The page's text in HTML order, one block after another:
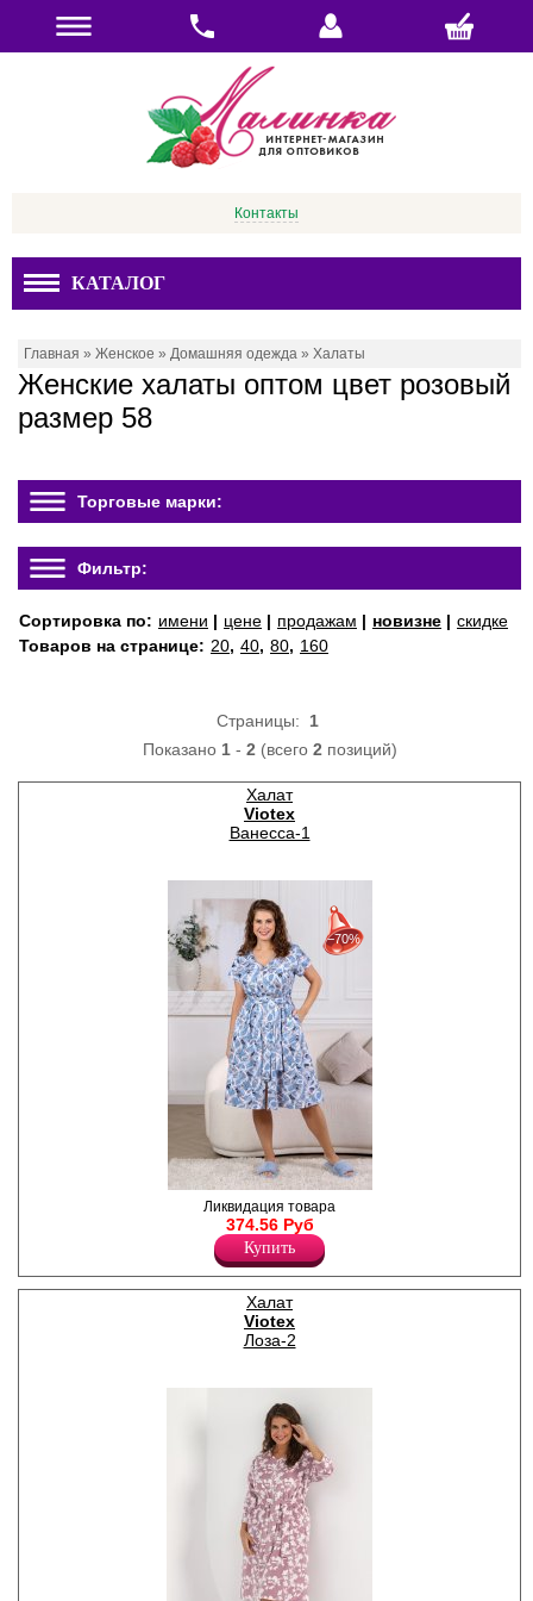
Контакты
КАТАЛОГ
Главная » Женское » Домашняя одежда » Халаты
Женские халаты оптом цвет розовый
размер 58
Торговые марки:
Фильтр:
Сортировка по: имени | цене | продажам | новизне | скидке
Товаров на странице: 20, 40, 80, 160
Страницы: 1
Показано 1- 2 (всего 2 позиций)
Халат
Viotex
Ванесса-1
Халат женский всесезонный
из трикотажного полотна
кулирная гладь, с набивным
флористическим рисунком,
прямой, свободного кроя,
расширенный книзу, с
короткими втачными
рукавами, горловиной
овальной формы,
застежкой на молнию,
карманами в боковых швах.
Модель комплектуется
поясом, завязывающимся на
талии, и продетым в две
шлевки, вставленные в
боковые швы. Удобный
свободный крой дарит
комфорт и ощущение
свободы движений. Одежда
из хлопка комфортна и
приятна для кожи, дышащая
с 22-07-2026 по 28-07-2026
с 29-07-2026 по 04-08-2026
с 05-08-2026 по 11-08-2026
−70%
Ликвидация товара
374.56 Руб
Купить
Халат
Viotex
Лоза-2